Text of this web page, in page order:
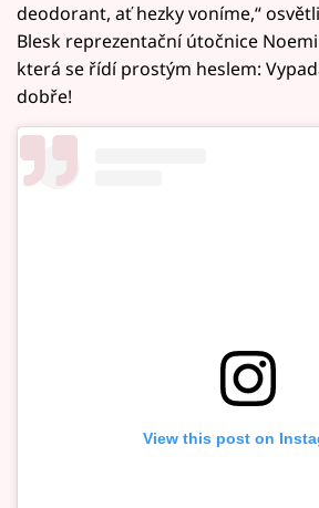
deodorant, ať hezky voníme,“
Blesk reprezentační útočnice
která se řídí prostým heslem:
dobře!
View this post on